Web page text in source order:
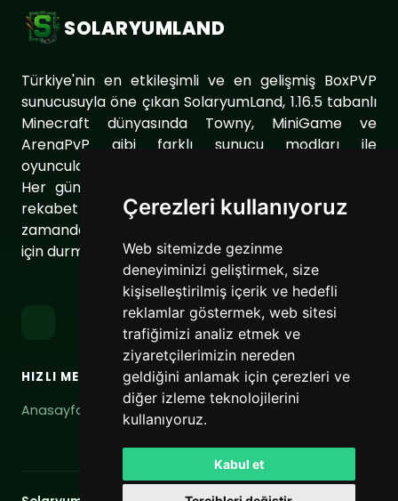
Çerezleri kullanıyoruz
Web sitemizde gezinme
deneyiminizi geliştirmek, size
kişiselleştirilmiş içerik ve hedefli
reklamlar göstermek, web sitesi
trafiğimizi analiz etmek ve
ziyaretçilerimizin nereden
geldiğini anlamak için çerezleri ve
diğer izleme teknolojilerini
kullanıyoruz.
Kabul et
SOLARYUMLAND
Türkiye'nin en etkileşimli ve en gelişmiş BoxPVP
sunucusuyla öne çıkan SolaryumLand, 1.16.5 tabanlı
Minecraft dünyasında Towny, MiniGame ve
ArenaPvP gibi farklı sunucu modları ile
oyuncularımıza eşsiz bir oyun deneyimi sunuyor.
Her gün sunucumuzu geliştirerek oyuncularımıza
rekabet dolu ve keyifli bir ortam sağlıyoruz. Aynı
zamanda topluluğumuzu daha da güçlendirmek
için durmaksızın çalışıyoruz.
HIZLI MENÜ
Anasayfa
BAĞLANTILAR
Hizmet Şartları